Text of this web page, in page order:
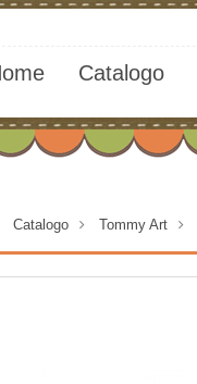
Catalogo
Catalogo > Tommy Art >